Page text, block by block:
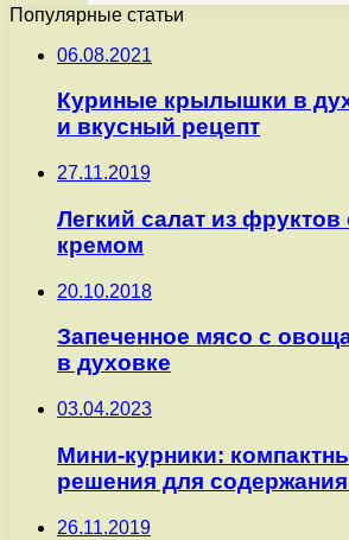
Популярные статьи
06.08.2021
Куриные крылышки в
и вкусный рецепт
27.11.2019
Легкий салат из
кремом
20.10.2018
Запеченное мясо с
в духовке
03.04.2023
Мини-курники:
решения для
26.11.2019